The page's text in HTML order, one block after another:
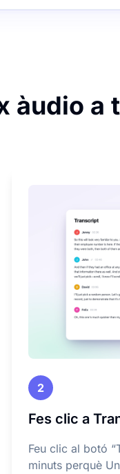
àudio a
2
Fes clic a
Feu clic al botó
minuts perquè